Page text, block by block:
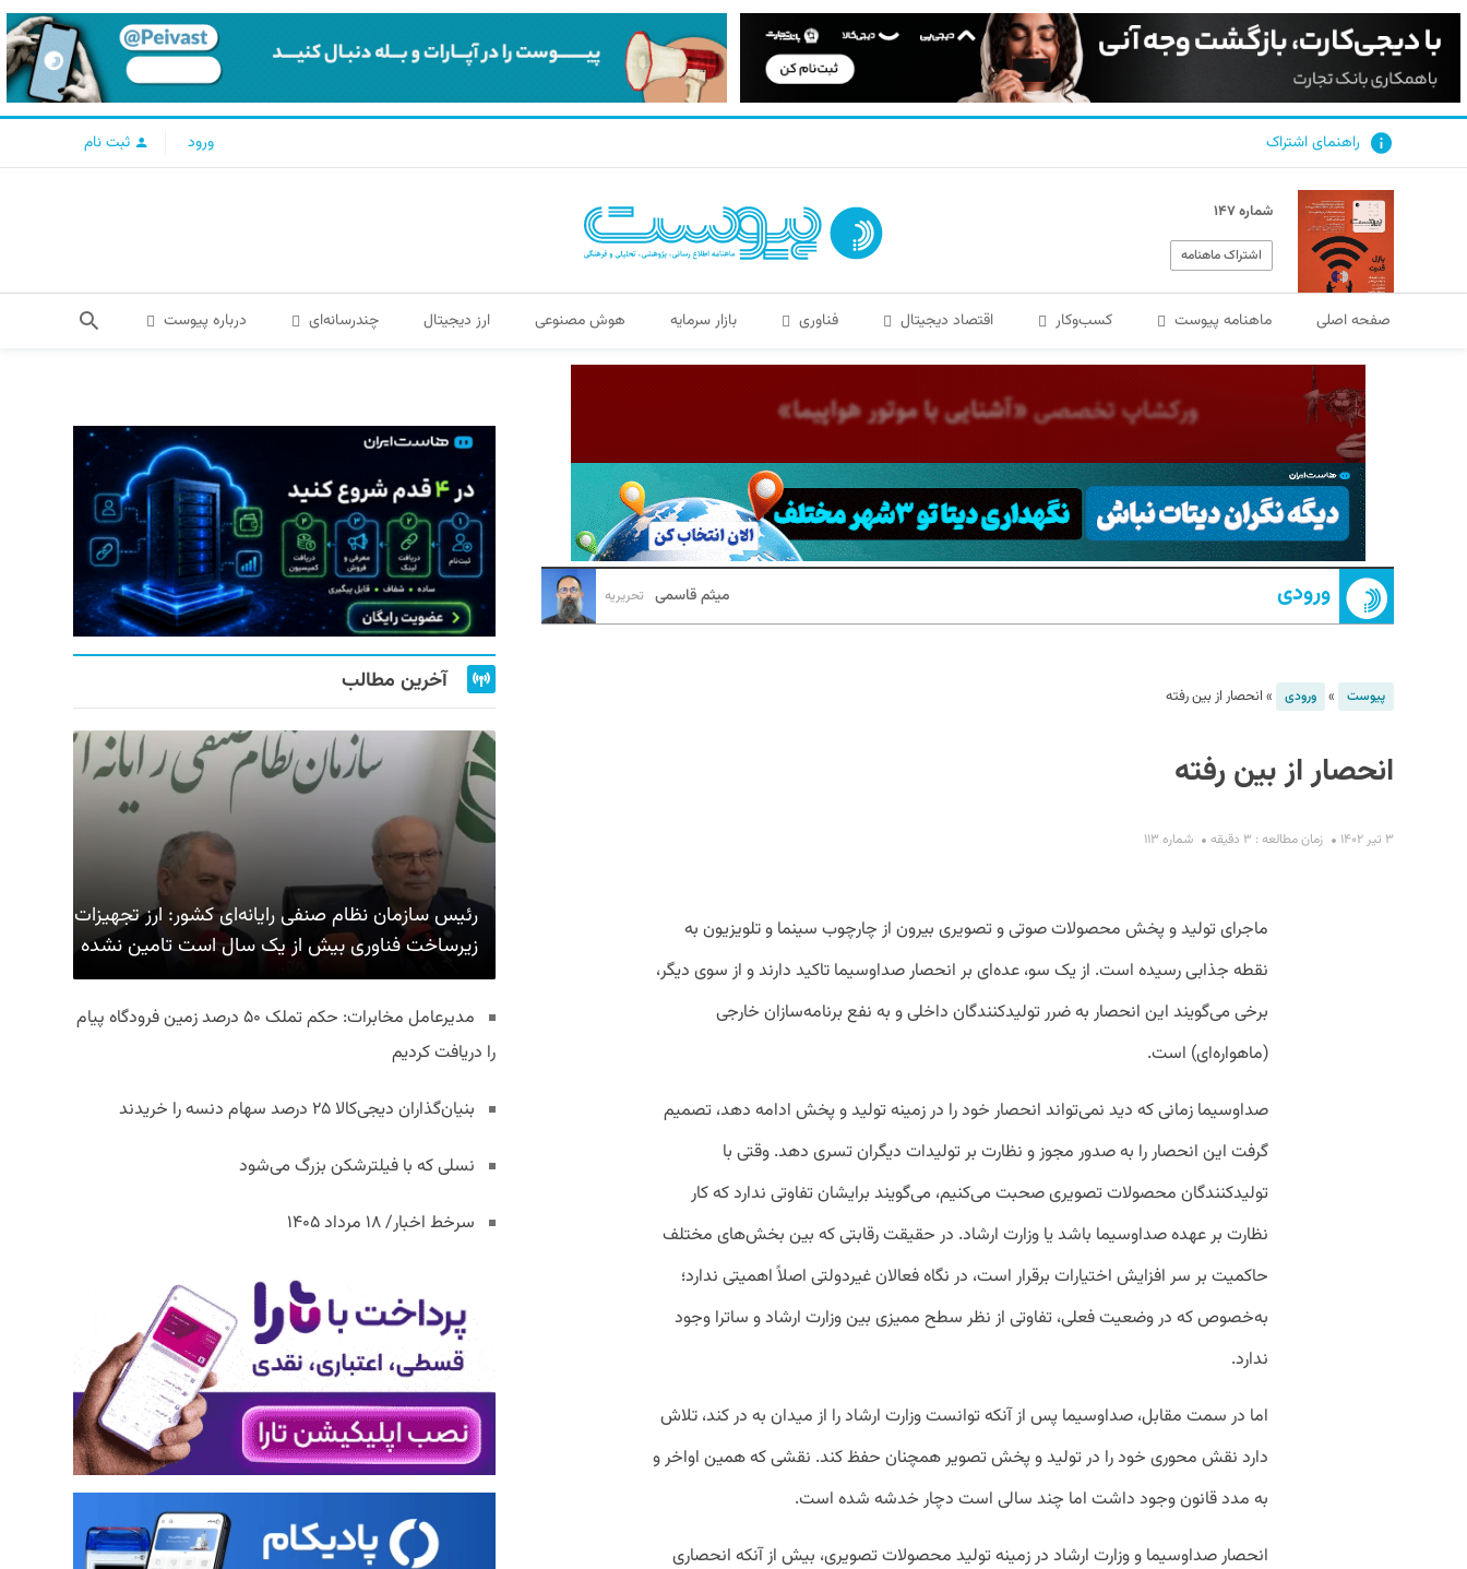
راهنمای اشتراک ورود ثبت نام
شماره ۱۴۷
اشتراک ماهنامه
صفحه اصلی ماهنامه پیوست کسب‌و‌کار اقتصاد دیجیتال فناوری بازار سرمایه هوش مصنوعی ارز دیجیتال چندرسانه‌ای درباره پیوست
ورودی میثم قاسمی تحریریه
پیوست » ورودی » انحصار از بین رفته
انحصار از بین رفته
۳ تیر ۱۴۰۲ زمان مطالعه : ۳ دقیقه شماره ۱۱۳
ماجرای تولید و پخش محصولات صوتی و تصویری بیرون از چارچوب سینما و تلویزیون به
نقطه جذابی رسیده است. از یک ‌سو، عده‌ای بر انحصار صداوسیما تاکید دارند و از سوی دیگر،
برخی می‌گویند این انحصار به ضرر تولیدکنندگان داخلی و به نفع برنامه‌سازان خارجی
(ماهواره‌ای) است.
صداوسیما زمانی که دید نمی‌تواند انحصار خود را در زمینه تولید و پخش ادامه دهد، تصمیم
گرفت این انحصار را به صدور مجوز و نظارت بر تولیدات دیگران تسری دهد. وقتی با
تولیدکنندگان محصولات تصویری صحبت می‌کنیم، می‌گویند برایشان تفاوتی ندارد که کار
نظارت بر عهده صداوسیما باشد یا وزارت ارشاد. در حقیقت رقابتی که بین بخش‌های مختلف
حاکمیت بر سر افزایش اختیارات برقرار است، در نگاه فعالان غیردولتی اصلاً اهمیتی ندارد؛
به‌خصوص که در وضعیت فعلی، تفاوتی از نظر سطح ممیزی بین وزارت ارشاد و ساترا وجود
ندارد.
اما در سمت مقابل، صداوسیما پس از آنکه توانست وزارت ارشاد را از میدان به در کند، تلاش
دارد نقش محوری خود را در تولید و پخش تصویر همچنان حفظ کند. نقشی که همین اواخر و
به مدد قانون وجود داشت اما چند سالی است دچار خدشه شده است.
انحصار صداوسیما و وزارت ارشاد در زمینه تولید محصولات تصویری، بیش از آنکه انحصاری
آخرین مطالب
رئیس سازمان نظام صنفی رایانه‌ای کشور: ارز تجهیزات
زیرساخت فناوری بیش از یک سال است تامین نشده
مدیرعامل مخابرات: حکم تملک ۵۰ درصد زمین فرودگاه پیام
را دریافت کردیم
بنیان‌گذاران دیجی‌کالا ۲۵ درصد سهام دنسه را خریدند
نسلی که با فیلترشکن بزرگ می‌شود
سرخط اخبار/ ۱۸ مرداد ۱۴۰۵